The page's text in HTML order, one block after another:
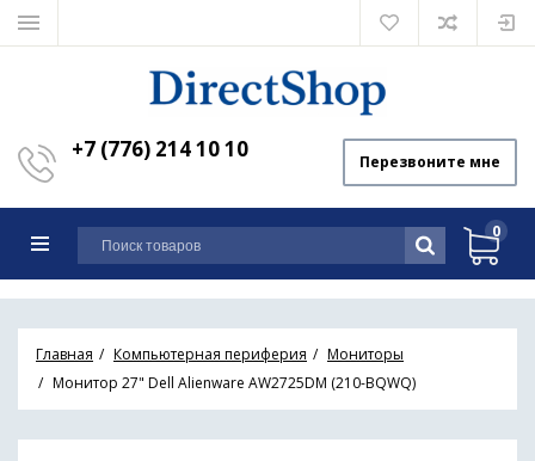
+7 (776) 214 10 10 Перезвоните мне
0
Главная Компьютерная периферия
Мониторы
Монитор 27" Dell Alienware AW2725DM (210-BQWQ)